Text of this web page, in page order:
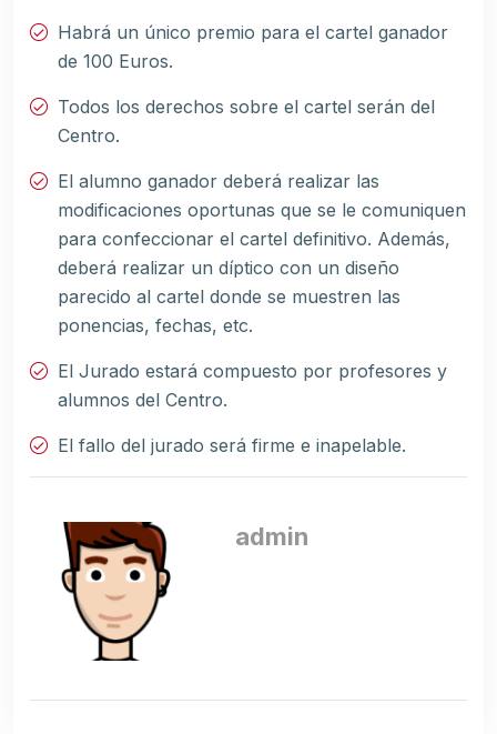
Habrá un único premio para el cartel ganador
de 100 Euros.
Todos los derechos sobre el cartel serán del
Centro.
El alumno ganador deberá realizar las
modificaciones oportunas que se le comuniquen
para confeccionar el cartel definitivo. Además,
deberá realizar un díptico con un diseño
parecido al cartel donde se muestren las
ponencias, fechas, etc.
El Jurado estará compuesto por profesores y
alumnos del Centro.
El fallo del jurado será firme e inapelable.
admin